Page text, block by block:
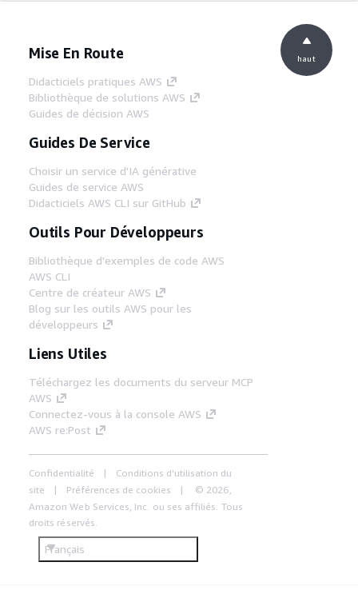
Mise En Route
Didacticiels pratiques AWS
Bibliothèque de solutions AWS
Guides de décision AWS
Guides De Service
Choisir un service d'IA générative
Guides de service AWS
Didacticiels AWS CLI sur GitHub
Outils Pour Développeurs
Bibliothèque d'exemples de code AWS
AWS CLI
Centre de créateur AWS
Blog sur les outils AWS pour les
développeurs
Liens Utiles
Téléchargez les documents du serveur MCP
AWS
Connectez-vous à la console AWS
AWS re:Post
Confidentialité
Conditions d'utilisation du
site
Préférences de cookies
© 2026,
Amazon Web Services, Inc. ou ses affiliés. Tous
droits réservés.
Français
haut